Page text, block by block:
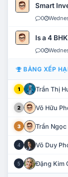
Smart
0
Is a 4
0
BẢNG XẾP
1 Trần Thị
2 Võ Hữu
3 Trần Ngọc
4 Võ Duy
5 Đặng Kim